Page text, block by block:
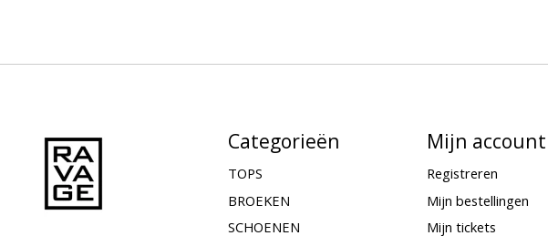
Categorieën
TOPS
BROEKEN
SCHOENEN
Mijn account
Registreren
Mijn bestellingen
Mijn tickets